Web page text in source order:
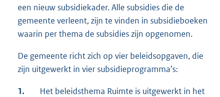
een nieuw subsidiekader. Alle subsidies die de
gemeente verleent, zijn te vinden in subsidieboeken
waarin per thema de subsidies zijn opgenomen.
De gemeente richt zich op vier beleidsopgaven, die
zijn uitgewerkt in vier subsidieprogramma’s:
1.
Het beleidsthema Ruimte is uitgewerkt in het